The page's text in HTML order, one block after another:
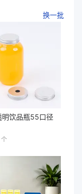
换一批
明饮品瓶55口径
个